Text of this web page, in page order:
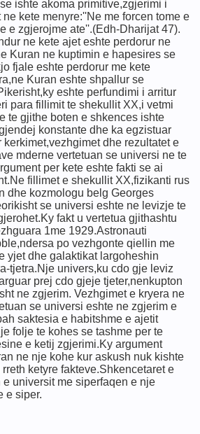
ishte akoma primitive,zgjerimi i
kete menyre:''Ne me forcen tome e
e zgjerojme ate''.(Edh-Dharijat 47).
ne kete ajet eshte perdorur ne
Kuran ne kuptimin e hapesires se
fjale eshte perdorur me kete
Kuran eshte shpallur se
eshte perfundimi i arritur
para fillimit te shekullit XX,i vetmi
te gjithe boten e shkences ishte
konstante dhe ka egzistuar
dhe rezultatet e
mderne vertetuan se universi ne te
per kete eshte fakti se ai
fillimet e shekullit XX,fizikanti rus
dhe kozmologu belg Georges
se universi eshte ne levizje te
fakt u vertetua gjithashtu
1me 1929.Astronauti
po vezhgonte qiellin me
yjet dhe galaktikat largoheshin
tjetra.Nje univers,ku cdo gje leviz
prej cdo gjeje tjeter,nenkupton
ne zgjerim. Vezhgimet e kryera ne
se universi eshte ne zgjerim e
saktesia e habitshme e ajetit
folje te kohes se tashme per te
e ketij zgjerimi.Ky argument
ne nje kohe kur askush nuk kishte
ketyre fakteve.Shkencetaret e
universit me siperfaqen e nje
e siper.